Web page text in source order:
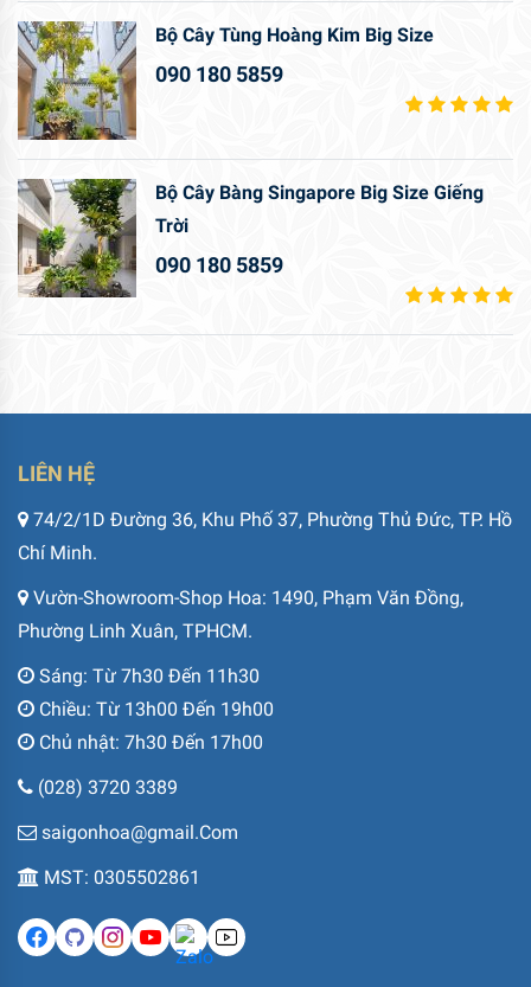
Bộ Cây Tùng Hoàng Kim Big Size
090 180 5859
Bộ Cây Bàng Singapore Big Size Giếng
Trời
090 180 5859
LIÊN HỆ
74/2/1D Đường 36, Khu Phố 37, Phường Thủ Đức, TP. Hồ
Chí Minh.
Vườn-Showroom-Shop Hoa: 1490, Phạm Văn Đồng,
Phường Linh Xuân, TPHCM.
Sáng: Từ 7h30 Đến 11h30
Chiều: Từ 13h00 Đến 19h00
Chủ nhật: 7h30 Đến 17h00
(028) 3720 3389
saigonhoa@gmail.Com
MST: 0305502861